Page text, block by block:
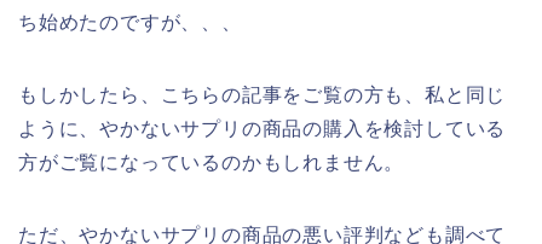
ち始めたのですが、、、
もしかしたら、こちらの記事をご覧の方も、私と同じ
ように、やかないサプリの商品の購入を検討している
方がご覧になっているのかもしれません。
ただ、やかないサプリの商品の悪い評判なども調べて